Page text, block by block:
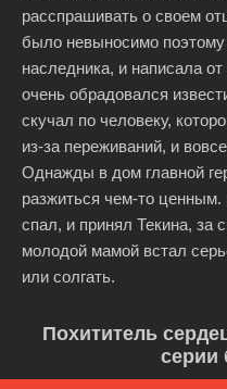
расспрашивать о своем
было невыносимо
наследника, и написала
очень обрадовался
скучал по человеку,
из-за переживаний, и
Однажды в дом главной
разжиться чем-то
спал, и принял Текина, за
молодой мамой встал
или солгать.
Похититель
серии